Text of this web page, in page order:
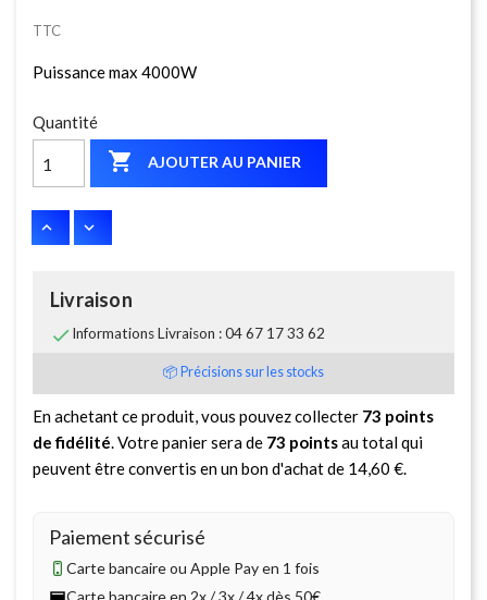
TTC
Puissance max 4000W
Quantité
 AJOUTER AU PANIER
Livraison
Informations Livraison : 04 67 17 33 62
📦 Précisions sur les stocks
En achetant ce produit, vous pouvez collecter 73 points
de fidélité. Votre panier sera de 73 pointsau total qui
peuvent être convertis en un bon d'achat de 14,60 €.
Paiement sécurisé
Carte bancaire ou Apple Pay en 1 fois
Carte bancaire en 2x / 3x / 4x dès 50€